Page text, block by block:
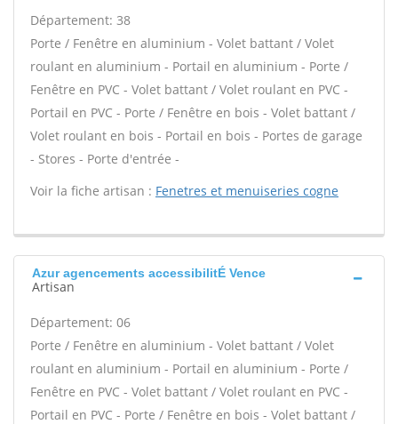
Département: 38
Porte / Fenêtre en aluminium - Volet battant / Volet
roulant en aluminium - Portail en aluminium - Porte /
Fenêtre en PVC - Volet battant / Volet roulant en PVC -
Portail en PVC - Porte / Fenêtre en bois - Volet battant /
Volet roulant en bois - Portail en bois - Portes de garage
- Stores - Porte d'entrée -
Voir la fiche artisan : Fenetres et menuiseries cogne
Azur agencements accessibilitÉ Vence
Artisan
Département: 06
Porte / Fenêtre en aluminium - Volet battant / Volet
roulant en aluminium - Portail en aluminium - Porte /
Fenêtre en PVC - Volet battant / Volet roulant en PVC -
Portail en PVC - Porte / Fenêtre en bois - Volet battant /